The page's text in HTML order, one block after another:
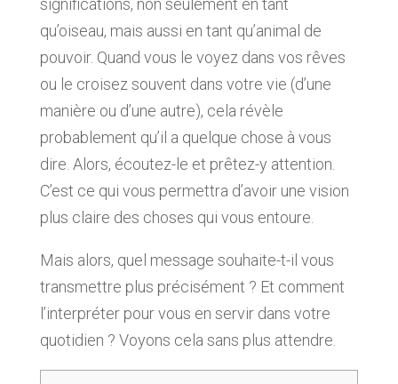
significations, non seulement en tant
qu’oiseau, mais aussi en tant qu’animal de
pouvoir. Quand vous le voyez dans vos rêves
ou le croisez souvent dans votre vie (d’une
manière ou d’une autre), cela révèle
probablement qu’il a quelque chose à vous
dire. Alors, écoutez-le et prêtez-y attention.
C’est ce qui vous permettra d’avoir une vision
plus claire des choses qui vous entoure.
Mais alors, quel message souhaite-t-il vous
transmettre plus précisément ? Et comment
l’interpréter pour vous en servir dans votre
quotidien ? Voyons cela sans plus attendre.